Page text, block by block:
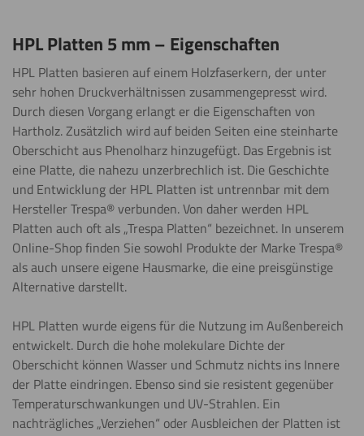
HPL Platten 5 mm – Eigenschaften
HPL Platten basieren auf einem Holzfaserkern, der unter
sehr hohen Druckverhältnissen zusammengepresst wird.
Durch diesen Vorgang erlangt er die Eigenschaften von
Hartholz. Zusätzlich wird auf beiden Seiten eine steinharte
Oberschicht aus Phenolharz hinzugefügt. Das Ergebnis ist
eine Platte, die nahezu unzerbrechlich ist. Die Geschichte
und Entwicklung der HPL Platten ist untrennbar mit dem
Hersteller Trespa® verbunden. Von daher werden HPL
Platten auch oft als „Trespa Platten“ bezeichnet. In unserem
Online-Shop finden Sie sowohl Produkte der Marke Trespa®
als auch unsere eigene Hausmarke, die eine preisgünstige
Alternative darstellt.
HPL Platten wurde eigens für die Nutzung im Außenbereich
entwickelt. Durch die hohe molekulare Dichte der
Oberschicht können Wasser und Schmutz nichts ins Innere
der Platte eindringen. Ebenso sind sie resistent gegenüber
Temperaturschwankungen und UV-Strahlen. Ein
nachträgliches „Verziehen“ oder Ausbleichen der Platten ist